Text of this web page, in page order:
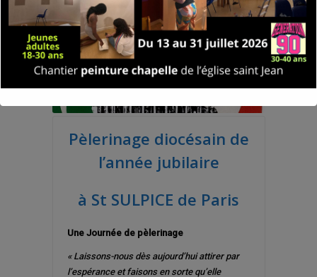
Pèlerinage diocésain de
l’année jubilaire
à St SULPICE de Paris
Une Journée de pèlerinage
« Laissons-nous dès aujourd’hui attirer par
l’espérance et faisons en sorte qu’elle